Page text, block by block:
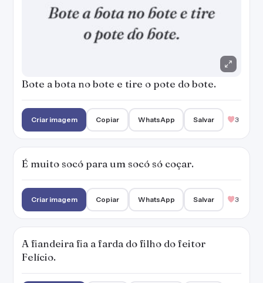
Bote a bota no bote e tire o pote do bote.
Criar imagem Copiar WhatsApp Salvar 3
É muito socó para um socó só coçar.
Criar imagem Copiar WhatsApp Salvar 3
A fiandeira fia a farda do filho do feitor
Felício.